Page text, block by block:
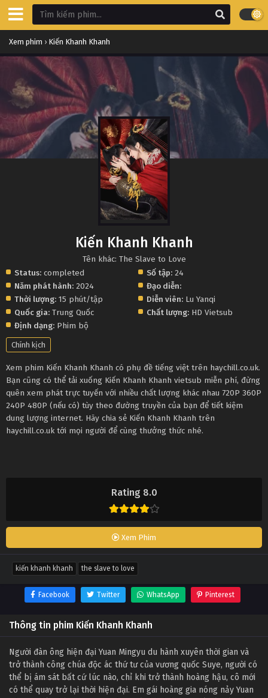
Xem phim › Kiến Khanh Khanh
Rating 8.0
Xem Phim
Kiến Khanh Khanh
Tên khác: The Slave to Love
Status: completed
Năm phát hành: 2024
Thời lượng: 15 phút/tập
Quốc gia: Trung Quốc
Định dạng: Phim bộ
Số tập: 24
Đạo diễn:
Diễn viên: Lu Yanqi
Chất lượng: HD Vietsub
Chính kịch
Xem phim Kiến Khanh Khanh có phụ đề tiếng việt trên haychill.co.uk.
Bạn cũng có thể tải xuống Kiến Khanh Khanh vietsub miễn phí, đừng
quên xem phát trực tuyến với nhiều chất lượng khác nhau 720P 360P
240P 480P (nếu có) tùy theo đường truyền của bạn để tiết kiệm
dung lượng internet. Hãy chia sẻ Kiến Khanh Khanh trên
haychill.co.uk tới mọi người để cùng thưởng thức nhé.
kiến khanh khanh the slave to love
Facebook Twitter WhatsApp Pinterest
Thông tin phim Kiến Khanh Khanh
Người đàn ông hiện đại Yuan Mingyu du hành xuyên thời gian và
trở thành công chúa độc ác thứ tư của vương quốc Suye, người có
thể bị ám sát bất cứ lúc nào, chỉ khi trở thành hoàng hậu, cô mới
có thể quay trở lại thời hiện đại. Em gái hoàng gia nóng nảy Yuan